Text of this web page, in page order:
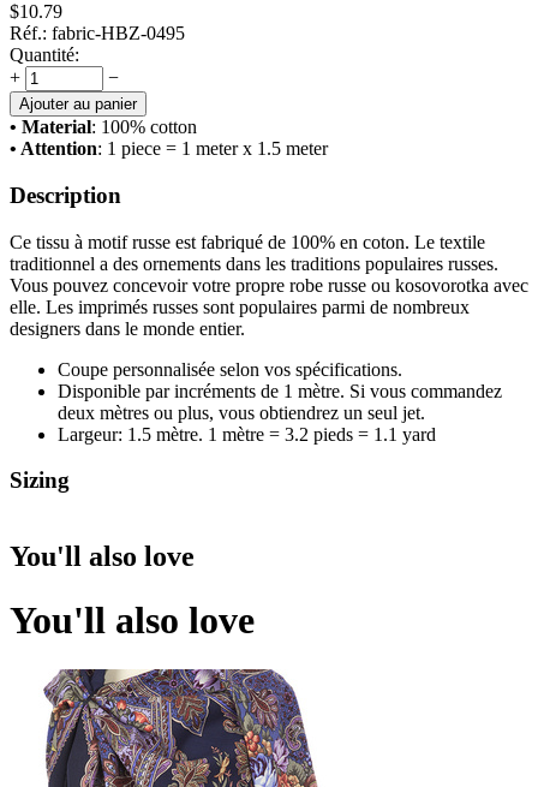
$10.79
Réf.: fabric-HBZ-0495
Quantité:
+
−
Ajouter au panier
• Material: 100% cotton
• Attention: 1 piece = 1 meter x 1.5 meter
Description
Ce tissu à motif russe est fabriqué de 100% en coton. Le textile
traditionnel a des ornements dans les traditions populaires russes.
Vous pouvez concevoir votre propre robe russe ou kosovorotka avec
elle. Les imprimés russes sont populaires parmi de nombreux
designers dans le monde entier.
Coupe personnalisée selon vos spécifications.
Disponible par incréments de 1 mètre. Si vous commandez
deux mètres ou plus, vous obtiendrez un seul jet.
Largeur: 1.5 mètre. 1 mètre = 3.2 pieds = 1.1 yard
Sizing
You'll also love
You'll also love